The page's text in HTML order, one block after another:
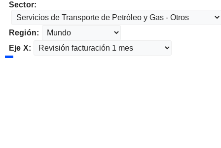
Sector:
Región:
Eje X: